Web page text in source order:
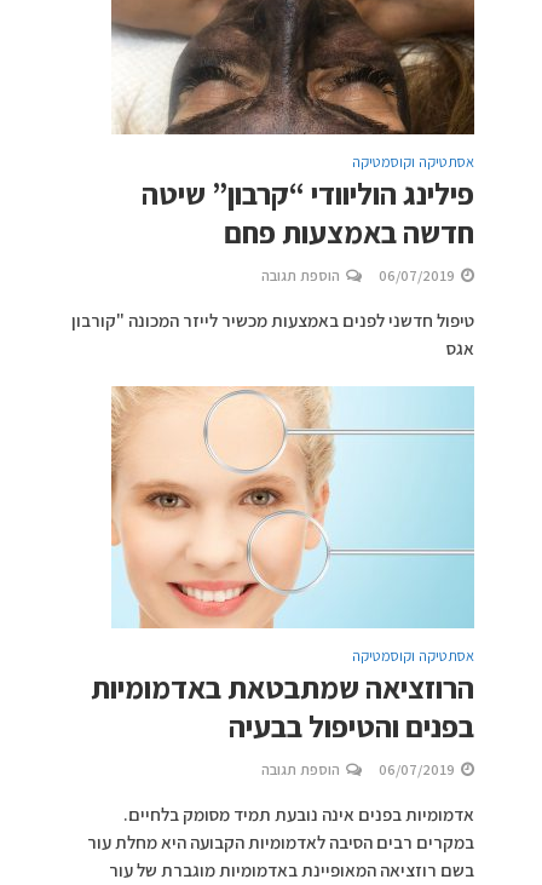
אסתטיקה וקוסמטיקה
פילינג הוליוודי “קרבון” שיטה
חדשה באמצעות פחם
06/07/2019 הוספת תגובה
טיפול חדשני לפנים באמצעות מכשיר לייזר המכונה "קורבון
אגס
אסתטיקה וקוסמטיקה
הרוזציאה שמתבטאת באדמומיות
בפנים והטיפול בבעיה
06/07/2019 הוספת תגובה
אדמומיות בפנים אינה נובעת תמיד מסומק בלחיים.
במקרים רבים הסיבה לאדמומיות הקבועה היא מחלת עור
בשם רוזציאה המאופיינת באדמומיות מוגברת של עור